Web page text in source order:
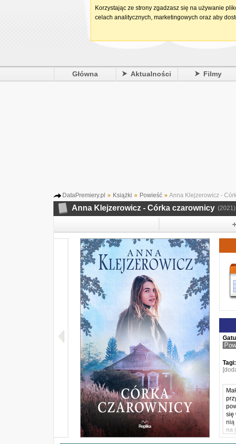
Główna Aktualności Filmy
DataPremiery.pl » Książki » Powieść » Anna Klejzerowicz -
Anna Klejzerowicz - Córka czarownicy (2021)
Tagi:
się
nią
na
Korzystając ze strony zgadzasz się na używanie
celach analitycznych, marketingowych oraz aby